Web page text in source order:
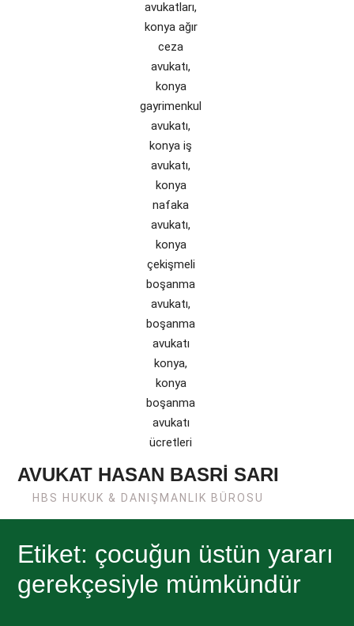
AVUKAT HASAN BASRİ SARI
HBS HUKUK & DANIŞMANLIK BÜROSU
Etiket: çocuğun üstün yararı
gerekçesiyle mümkündür